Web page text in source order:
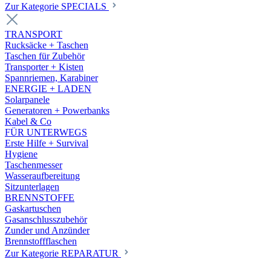
Zur Kategorie SPECIALS
TRANSPORT
Rucksäcke + Taschen
Taschen für Zubehör
Transporter + Kisten
Spannriemen, Karabiner
ENERGIE + LADEN
Solarpanele
Generatoren + Powerbanks
Kabel & Co
FÜR UNTERWEGS
Erste Hilfe + Survival
Hygiene
Taschenmesser
Wasseraufbereitung
Sitzunterlagen
BRENNSTOFFE
Gaskartuschen
Gasanschlusszubehör
Zunder und Anzünder
Brennstoffflaschen
Zur Kategorie REPARATUR